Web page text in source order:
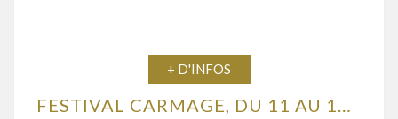
+ D'INFOS
FESTIVAL CARMAGE, DU 11 AU 15 AOÛT 2026